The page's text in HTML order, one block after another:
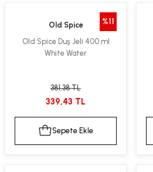
%11
Old Spice
Old Spice Duş Jeli 400 ml
White Water
381,38 TL
339,43 TL
Sepete Ekle